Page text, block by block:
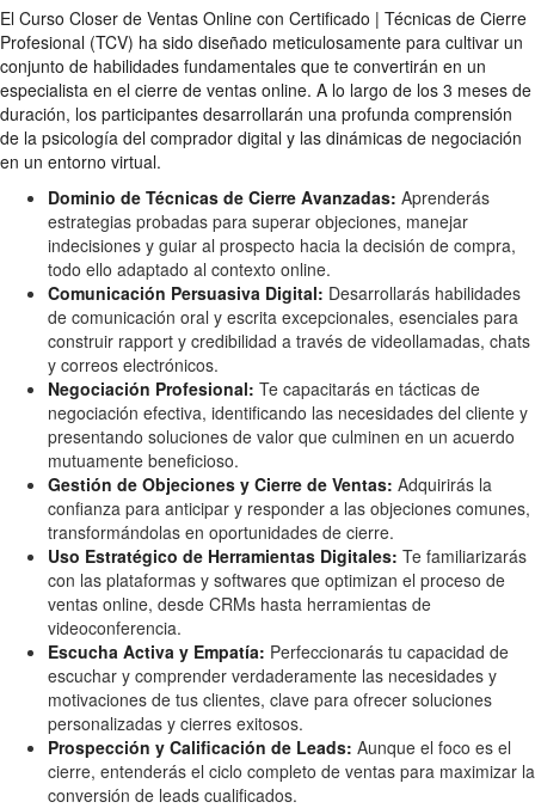
El Curso Closer de Ventas Online con Certificado | Técnicas de Cierre
Profesional (TCV) ha sido diseñado meticulosamente para cultivar un
conjunto de habilidades fundamentales que te convertirán en un
especialista en el cierre de ventas online. A lo largo de los 3 meses de
duración, los participantes desarrollarán una profunda comprensión
de la psicología del comprador digital y las dinámicas de negociación
en un entorno virtual.
Dominio de Técnicas de Cierre Avanzadas: Aprenderás
estrategias probadas para superar objeciones, manejar
indecisiones y guiar al prospecto hacia la decisión de compra,
todo ello adaptado al contexto online.
Comunicación Persuasiva Digital: Desarrollarás habilidades
de comunicación oral y escrita excepcionales, esenciales para
construir rapport y credibilidad a través de videollamadas, chats
y correos electrónicos.
Negociación Profesional: Te capacitarás en tácticas de
negociación efectiva, identificando las necesidades del cliente y
presentando soluciones de valor que culminen en un acuerdo
mutuamente beneficioso.
Gestión de Objeciones y Cierre de Ventas: Adquirirás la
confianza para anticipar y responder a las objeciones comunes,
transformándolas en oportunidades de cierre.
Uso Estratégico de Herramientas Digitales: Te familiarizarás
con las plataformas y softwares que optimizan el proceso de
ventas online, desde CRMs hasta herramientas de
videoconferencia.
Escucha Activa y Empatía: Perfeccionarás tu capacidad de
escuchar y comprender verdaderamente las necesidades y
motivaciones de tus clientes, clave para ofrecer soluciones
personalizadas y cierres exitosos.
Prospección y Calificación de Leads: Aunque el foco es el
cierre, entenderás el ciclo completo de ventas para maximizar la
conversión de leads cualificados.